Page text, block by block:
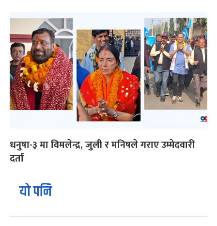
धनुषा-३ मा विमलेन्द्र, जुली र मनिषले गराए उम्मेदवारी
दर्ता
यो पनि